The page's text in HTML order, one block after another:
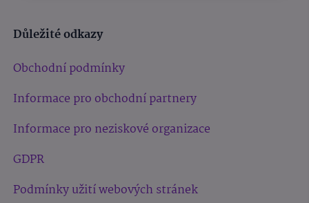
Důležité odkazy
Obchodní podmínky
Informace pro obchodní partnery
Informace pro neziskové organizace
GDPR
Podmínky užití webových stránek